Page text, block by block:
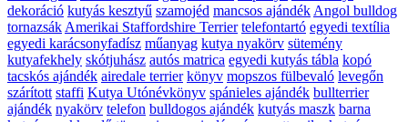
dekoráció kutyás kesztyű szamojéd mancsos ajándék Angol bulldog
tornazsák Amerikai Staffordshire Terrier telefontartó egyedi textília
egyedi karácsonyfadísz műanyag kutya nyakörv sütemény
kutyafekhely skótjuhász autós matrica egyedi kutyás tábla kopó
tacskós ajándék airedale terrier könyv mopszos fülbevaló levegőn
szárított staffi Kutya Utónévkönyv spánieles ajándék bullterrier
ajándék nyakörv telefon bulldogos ajándék kutyás maszk barna